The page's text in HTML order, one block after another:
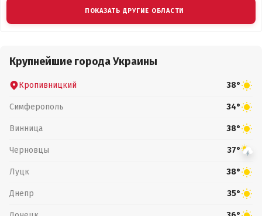
ПОКАЗАТЬ ДРУГИЕ ОБЛАСТИ
Крупнейшие города Украины
Кропивницкий 38°
Симферополь 34°
Винница 38°
Черновцы 37°
Луцк 38°
Днепр 35°